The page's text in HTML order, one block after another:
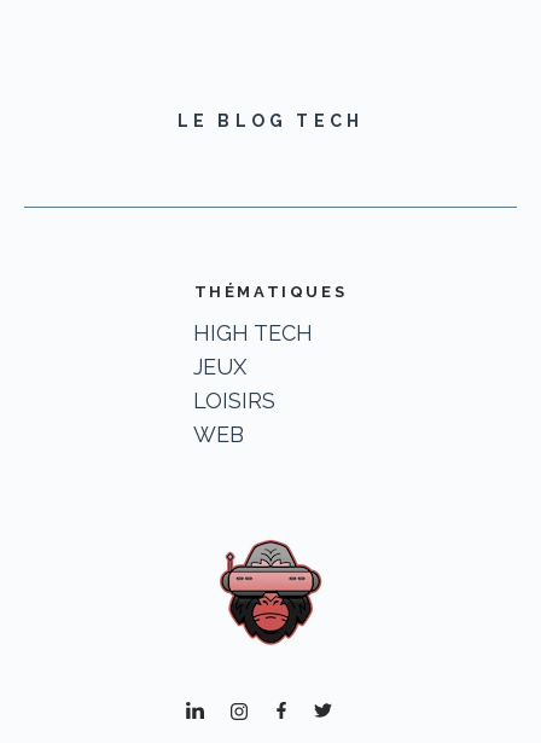
LE BLOG TECH
THÉMATIQUES
HIGH TECH
JEUX
LOISIRS
WEB